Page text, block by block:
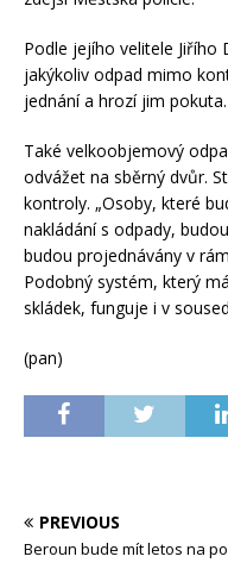
Podle jejího velitele Jiřího
jakýkoliv odpad mimo
jednání a hrozí jim pokuta.
Také velkoobjemový
odvážet na sběrný dvůr.
kontroly. „Osoby, které
nakládání s odpady,
budou projednávány v
Podobný systém, který
skládek, funguje i v
(pan)
PREVIOUS
Beroun bude mít letos na